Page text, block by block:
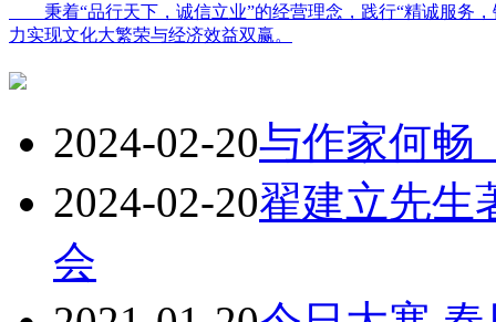
秉着“品行天下，诚信立业”的经营理念，践行“精诚服务，
力实现文化大繁荣与经济效益双赢。
2024-02-20与作家何畅
2024-02-20翟建立先生
会